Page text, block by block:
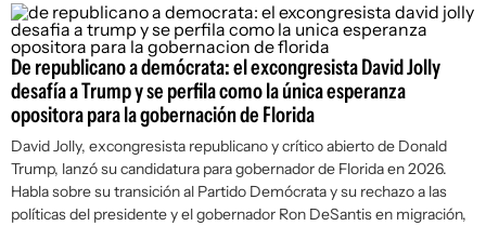
De republicano a demócrata: el excongresista David Jolly
desafía a Trump y se perfila como la única esperanza
opositora para la gobernación de Florida
David Jolly, excongresista republicano y crítico abierto de Donald
Trump, lanzó su candidatura para gobernador de Florida en 2026.
Habla sobre su transición al Partido Demócrata y su rechazo a las
políticas del presidente y el gobernador Ron DeSantis en migración,